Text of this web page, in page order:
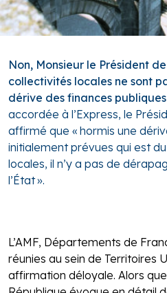
Non, Monsieur le Président
collectivités locales ne sont
dérive des finances publiques
accordée à l’Express, le
affirmé que « hormis une
initialement prévues qui est
locales, il n’y a pas de
l’État ».
L’AMF, Départements de
réunies au sein de Territoires
affirmation déloyale. Alors